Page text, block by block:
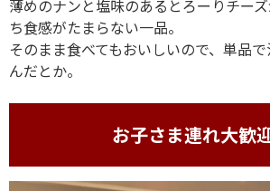
薄めのナンと塩味のあるとろーりチー
ち食感がたまらない一品。
そのまま食べてもおいしいので、単品
んだとか。
お子さま連れ大歓